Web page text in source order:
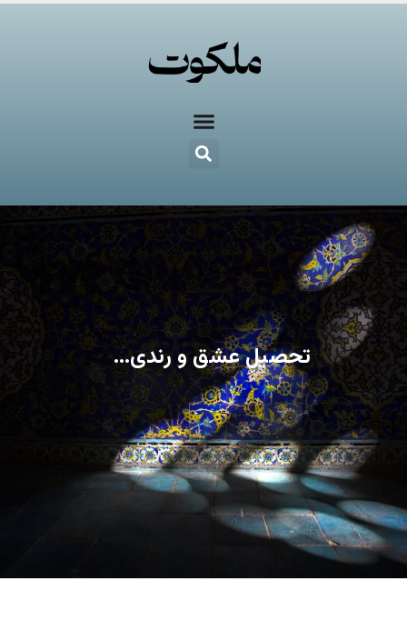
تحصیلِ عشق و رندی…